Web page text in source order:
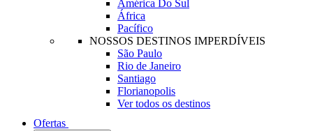
América Do Sul
África
Pacífico
NOSSOS DESTINOS IMPERDÍVEIS
São Paulo
Rio de Janeiro
Santiago
Florianopolis
Ver todos os destinos
Ofertas